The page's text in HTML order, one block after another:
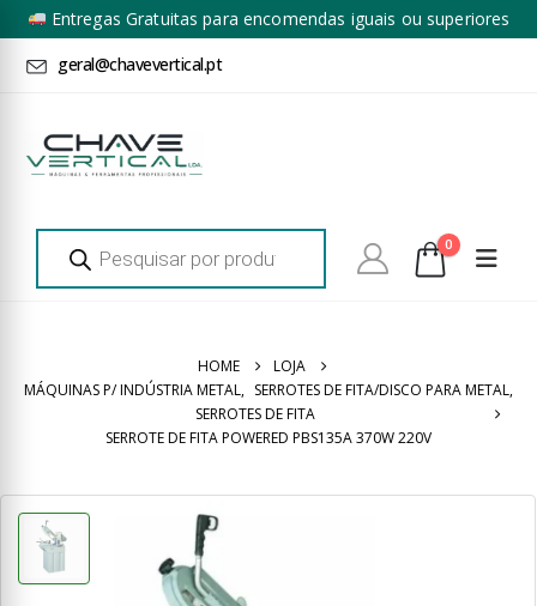
Entregas Gratuitas para encomendas iguais ou superiores
a 100€ + IVA*
geral@chavevertical.pt
Products
search 0
HOME
LOJA
MÁQUINAS P/ INDÚSTRIA METAL, SERROTES DE FITA/DISCO PARA METAL,
SERROTES DE FITA
SERROTE DE FITA POWERED PBS135A 370W 220V